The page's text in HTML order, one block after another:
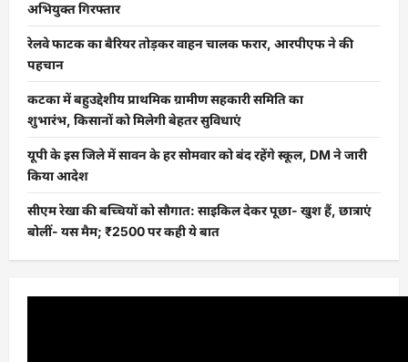
अभियुक्त गिरफ्तार
रेलवे फाटक का बैरियर तोड़कर वाहन चालक फरार, आरपीएफ ने की
पहचान
कटका में बहुउद्देशीय प्राथमिक ग्रामीण सहकारी समिति का
शुभारंभ, किसानों को मिलेगी बेहतर सुविधाएं
यूपी के इस जिले में सावन के हर सोमवार को बंद रहेंगे स्कूल, DM ने जारी
किया आदेश
सीएम रेखा की बच्चियों को सौगात: साइकिल देकर पूछा- खुश हैं, छात्राएं
बोलीं- यस मैम; ₹2500 पर कही ये बात